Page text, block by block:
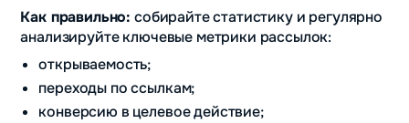
Как правильно: собирайте статистику и регулярно
анализируйте ключевые метрики рассылок:
открываемость;
переходы по ссылкам;
конверсию в целевое действие;